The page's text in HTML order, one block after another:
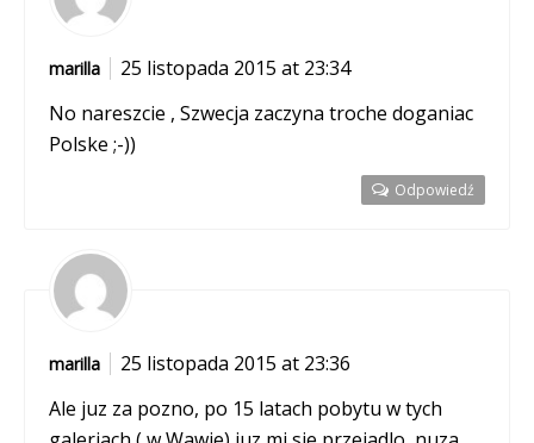
marilla
25 listopada 2015 at 23:34
No nareszcie , Szwecja zaczyna troche doganiac
Polske ;-))
Odpowiedź
marilla
25 listopada 2015 at 23:36
Ale juz za pozno, po 15 latach pobytu w tych